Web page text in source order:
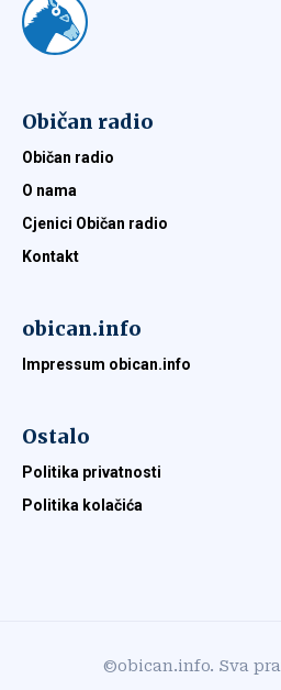
Običan radio
Običan radio
O nama
Cjenici Običan radio
Kontakt
obican.info
Impressum obican.info
Ostalo
Politika privatnosti
Politika kolačića
©obican.info. Sva